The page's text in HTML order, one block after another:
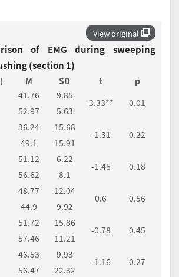
View original
of EMG during sweeping
(section 1)
M SD t p
41.76 9.85
-3.33** 0.01
52.97
5.63
36.24 15.68
-1.31 0.22
49.1 15.91
51.12 6.22
-1.45 0.18
56.62
8.1
48.77 12.04
0.6 0.56
44.9 9.92
51.72 15.86
-0.78 0.45
57.46
11.21
46.53 9.93
-1.16 0.27
56.47 22.32